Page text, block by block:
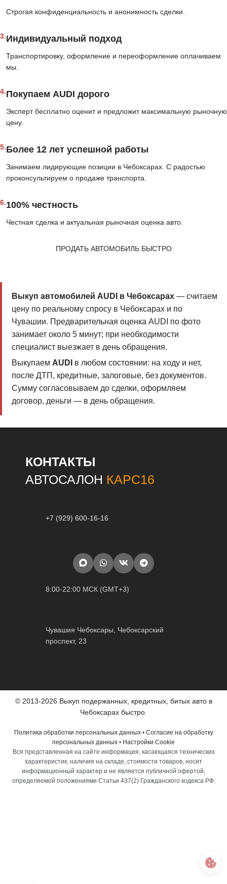
Строгая конфиденциальность и анонимность сделки.
3.Индивидуальный подход
Транспортировку, оформление и переоформление оплачиваем
мы.
4.Покупаем AUDI дорого
Эксперт бесплатно оценит и предложит максимальную рыночную
цену.
5.Более 12 лет успешной работы
Занимаем лидирующие позиции в Чебоксарах. С радостью
проконсультируем о продаже транспорта.
6.100% честность
Честная сделка и актуальная рыночная оценка авто.
ПРОДАТЬ АВТОМОБИЛЬ БЫСТРО
Выкуп автомобилей AUDI в Чебоксарах— считаем
цену по реальному спросу в Чебоксарах и по
Чувашии. Предварительная оценка AUDI по фото
занимает около 5 минут; при необходимости
специалист выезжает в день обращения.
Выкупаем AUDI в любом состоянии: на ходу и нет,
после ДТП, кредитные, залоговые, без документов.
Сумму согласовываем до сделки, оформляем
договор, деньги — в день обращения.
КОНТАКТЫ
АВТОСАЛОН КАРС16
+7 (929) 600-16-16
8:00-22:00 МСК (GMT+3)
Чувашия Чебоксары, Чебоксарский
проспект, 23
© 2013-2026 Выкуп подержанных, кредитных, битых авто в
Чебоксарах быстро.
Политика обработки персональных данных• Согласие на обработку
персональных данных • Настройки Cookie
Вся представленная на сайте информация, касающаяся технических
характеристик, наличия на складе, стоимости товаров, носит
информационный характер и не является публичной офертой,
определяемой положениями Статьи 437(2) Гражданского кодекса РФ.